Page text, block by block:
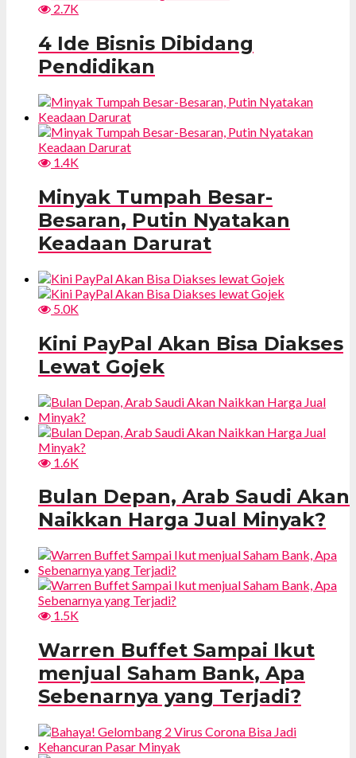
2.7K
4 Ide Bisnis Dibidang
Pendidikan
1.4K
Minyak Tumpah Besar-
Besaran, Putin Nyatakan
Keadaan Darurat
5.0K
Kini PayPal Akan Bisa Diakses
Lewat Gojek
1.6K
Bulan Depan, Arab Saudi Akan
Naikkan Harga Jual Minyak?
1.5K
Warren Buffet Sampai Ikut
menjual Saham Bank, Apa
Sebenarnya yang Terjadi?